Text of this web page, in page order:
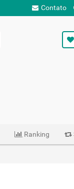
Contato
Ranking